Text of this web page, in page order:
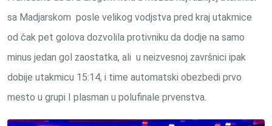
sa Madjarskom posle velikog vodjstva pred kraj utakmice
od čak pet golova dozvolila protivniku da dodje na samo
minus jedan gol zaostatka, ali u neizvesnoj završnici ipak
dobije utakmicu 15:14, i time automatski obezbedi prvo
mesto u grupi I plasman u polufinale prvenstva.